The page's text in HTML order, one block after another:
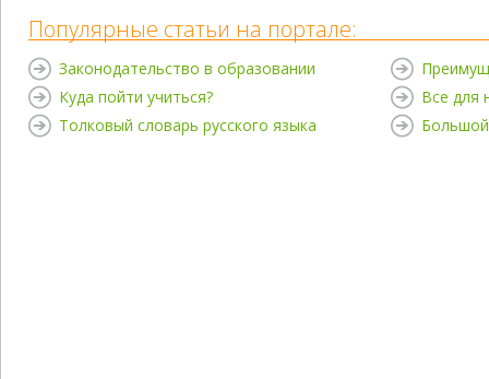
Популярные статьи на портале:
Законодательство в образовании
Куда пойти учиться?
Толковый словарь русского языка
Все для
Большой